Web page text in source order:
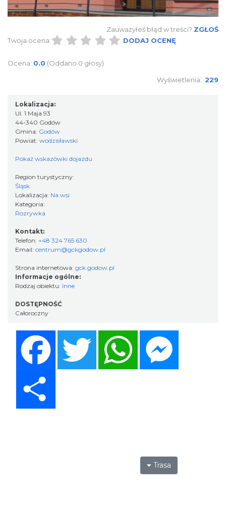
Zauważyłeś błąd w treści? ZGŁOŚ
Twoja ocena:
DODAJ OCENĘ
Ocena: 0.0 (Oddano 0 głosy)
Wyświetlenia: 229
Lokalizacja:
Ul. 1 Maja 93
44-340 Godów
Gmina: Godów
Powiat: wodzisławski
Pokaż wskazówki dojazdu
Region turystyczny:
Śląsk
Lokalizacja: Na wsi
Kategoria:
Rozrywka
Kontakt:
Telefon: +48 324 765 630
Email: centrum@gckgodow.pl
Strona internetowa: gck.godow.pl
Informacje ogólne:
Rodzaj obiektu: Inne
DOSTĘPNOŚĆ
Całoroczny
Twitter
Trasa